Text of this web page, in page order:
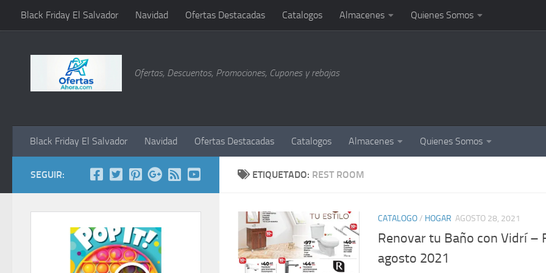
Saltar al contenido
Black Friday El Salvador Navidad Ofertas Destacadas Catalogos Almacenes Quienes Somos
Ofertas, Descuentos, Promociones, Cupones y rebajas
Black Friday El Salvador Navidad Ofertas Destacadas Catalogos Almacenes Quienes Somos
ETIQUETADO: REST ROOM
CATALOGO/ HOGAR AGOSTO 28, 2021
Renovar tu Baño con Vidrí –
agosto 2021
SEGUIR: